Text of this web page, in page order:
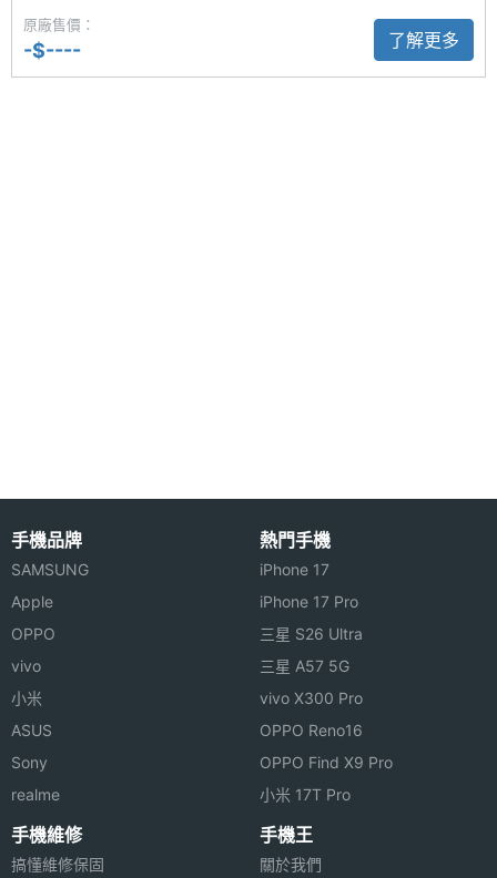
Lenovo Tab P11 (第 2 代) 藉由 Lenovo Freestyle 應
用程式，和 Windows 筆電連線，成為一台觸控外接
◎ 4GB RAM / 128GB ROM
◎ Wi-Fi 6、藍牙 5.2
◎ 前置 800 萬畫素鏡頭
◎ 後置 1,300 萬畫素鏡頭
◎ 內附 Lenovo Precision Pen 2 (2023)磁吸式觸控
筆
◎ Dolby Atmos、四個揚聲器
◎ 採用 USB Type-C 規格，支援 20W 快充
※本文為 SOGI 手機王版權所有，未經授權不得轉載使用※
憶體
主螢幕
解析度
2000x1200 pixels
主螢幕
像素密
度
佔比
主螢幕
材質
原廠售價：
-$---- 了解更多
手機品牌
SAMSUNG
Apple
OPPO
vivo
小米
ASUS
Sony
realme
熱門手機
iPhone 17
iPhone 17 Pro
三星 S26 Ultra
三星 A57 5G
vivo X300 Pro
OPPO Reno16
OPPO Find X9 Pro
小米 17T Pro
手機維修
搞懂維修保固
手機王
關於我們